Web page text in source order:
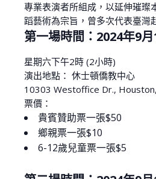
專業表演者所組成，以延伸璀璨
蹈藝術為宗旨，曾多次代表臺灣
第一場時間：2024年9月
星期六下午2時 (2小時)
演出地點： 休士頓僑教中心
10303 Westoffice Dr.,
票價：
貴賓贊助票一張$50
鄉親票一張$10
6-12歲兒童票一張$5